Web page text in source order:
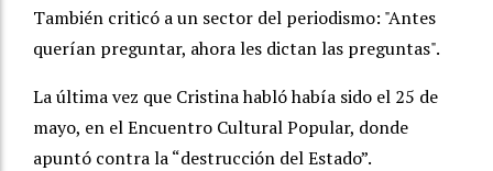
También criticó a un sector del periodismo: "Antes
querían preguntar, ahora les dictan las preguntas".
La última vez que Cristina habló había sido el 25 de
mayo, en el Encuentro Cultural Popular, donde
apuntó contra la “destrucción del Estado”.